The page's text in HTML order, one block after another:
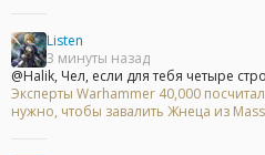
Listen
3 минуты назад
@Halik, Чел, если для тебя четыре
Эксперты Warhammer 40,000
нужно, чтобы завалить Жнеца из